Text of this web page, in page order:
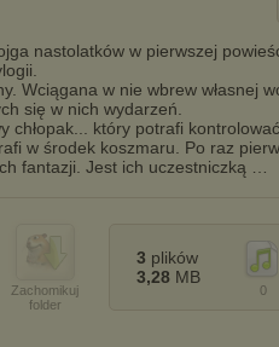
nastolatków w pierwszej
Wciągana w nie wbrew własnej
się w nich wydarzeń.
chłopak... który potrafi
w środek koszmaru. Po raz
fantazji. Jest ich uczestniczką …
Zachomikuj
folder
0
3 plików
3,28 MB